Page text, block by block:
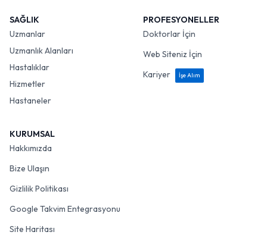
SAĞLIK
Uzmanlar
Uzmanlık Alanları
Hastalıklar
Hizmetler
Hastaneler
PROFESYONELLER
Doktorlar İçin
Web Siteniz İçin
Kariyer
İşe Alım
KURUMSAL
Hakkımızda
Bize Ulaşın
Gizlilik Politikası
Google Takvim Entegrasyonu
Site Haritası